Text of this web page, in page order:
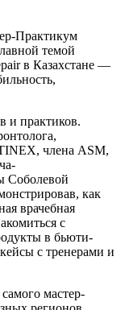
Практикум
темой
в Казахстане —
и практиков.
члена ASM,
Соболевой
как
врачебная
с
в бьюти-
с тренерами и
мастер-